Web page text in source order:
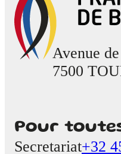
Avenue
7500
Pour
Secretariat+32